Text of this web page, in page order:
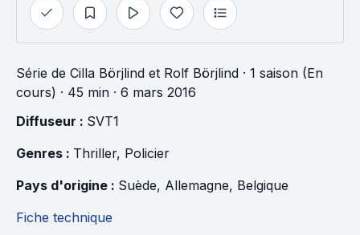
Série de Cilla Börjlind et Rolf Börjlind · 1 saison (En
cours) · 45 min · 6 mars 2016
Diffuseur : SVT1
Genres : Thriller, Policier
Pays d'origine : Suède, Allemagne, Belgique
Fiche technique